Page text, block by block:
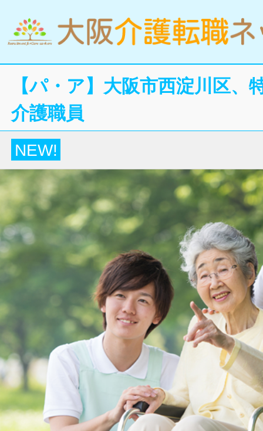
【パ・ア】大阪市西淀川区、
介護職員
NEW!